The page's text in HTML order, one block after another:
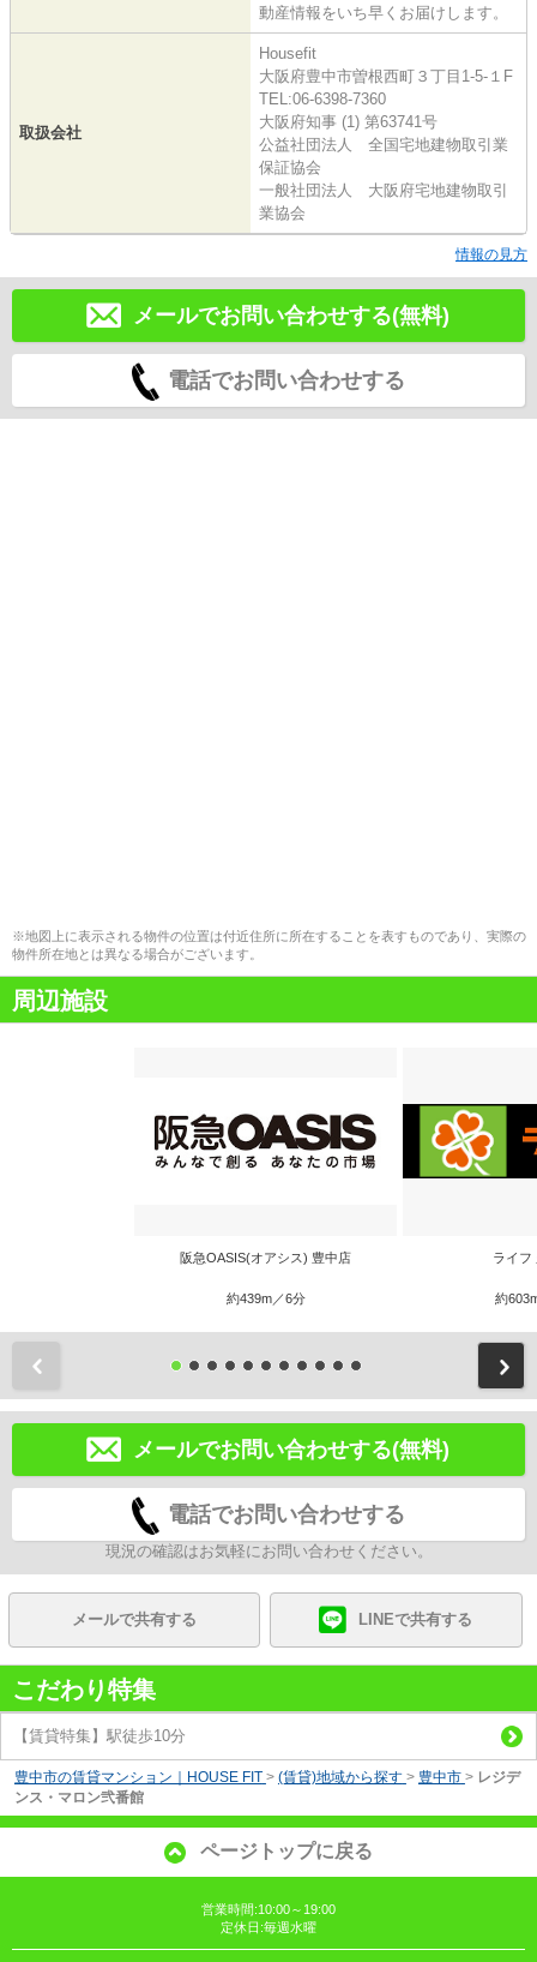
動産情報をいち早くお届けします。
取扱会社
Housefit
大阪府豊中市曽根西町３丁目1-5-１F
TEL:06-6398-7360
大阪府知事 (1) 第63741号
公益社団法人 全国宅地建物取引業
保証協会
一般社団法人 大阪府宅地建物取引
業協会
情報の見方
メールでお問い合わせする(無料)
電話でお問い合わせする
※地図上に表示される物件の位置は付近住所に所在することを表すものであり、実際の
物件所在地とは異なる場合がございます。
周辺施設
阪急OASIS(オアシス) 豊中店
約439m／6分
ライフ
約
メールでお問い合わせする(無料)
電話でお問い合わせする
現況の確認はお気軽にお問い合わせください。
メールで共有する LINEで共有する
こだわり特集
【賃貸特集】駅徒歩10分
豊中市の賃貸マンション｜HOUSE FIT > (賃貸)地域から探す > 豊中市 > レジデ
ンス・マロン弐番館
ページトップに戻る
営業時間:10:00～19:00
定休日:毎週水曜